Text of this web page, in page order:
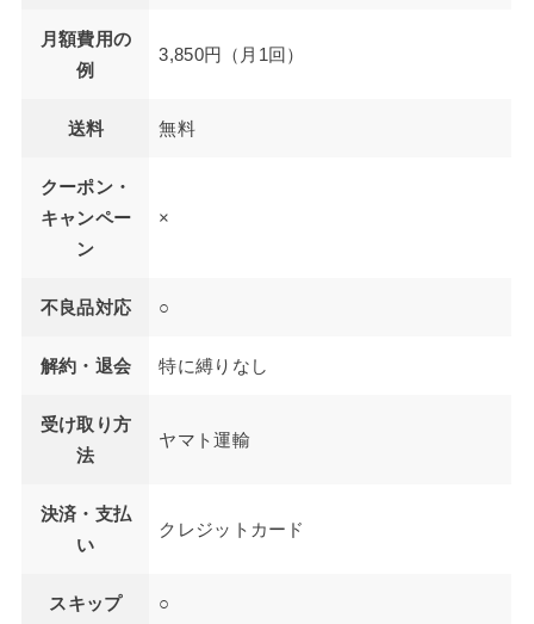
月額費用の
例
3,850円（月1回）
送料 無料
クーポン・
キャンペー
ン
×
不良品対応 ○
解約・退会 特に縛りなし
受け取り方
法
ヤマト運輸
決済・支払
い
クレジットカード
スキップ ○